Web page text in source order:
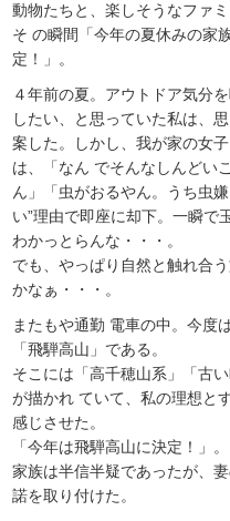
動物たちと、楽しそうなファ
そ の瞬間「今年の夏休みの家
定！」。
４年前の夏。アウトドア気分
したい、と思っていた私は、
案した。しかし、我が家の女
は、「なん でそんなしんどい
ん」「虫がおるやん。うち虫
い”理由で即座に却下。一瞬で
わかっとらんな・・・。
でも、やっぱり自然と触れ合
かなぁ・・・。
またもや通勤 電車の中。今度
「飛騨高山」である。
そこには「高千穂山系」「古
が描かれ ていて、私の理想と
感じさせた。
「今年は飛騨高山に決定！」。
家族は半信半疑であったが、
諾を取り付けた。